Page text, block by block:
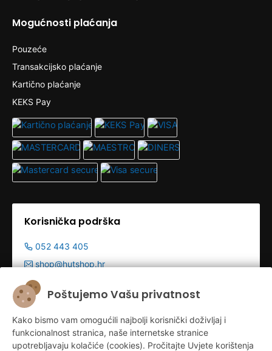
Poštujemo Vašu privatnost
Kako bismo vam omogućili najbolji korisnički doživljaj i
funkcionalnost stranica, naše internetske stranice
upotrebljavaju kolačiće (cookies). Pročitajte Uvjete korištenja
Mogućnosti plaćanja
Pouzeće
Transakcijsko plaćanje
Kartično plaćanje
KEKS Pay
Korisnička podrška
052 443 405
shop@hutshop.hr
Radno vrijeme:
Pon - Pet 9:00-19:00h
Sub 9:00-13:00